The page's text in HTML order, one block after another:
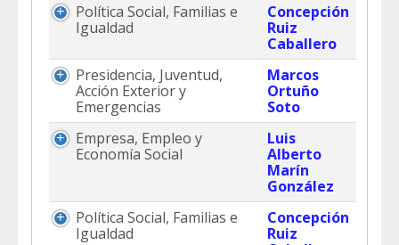
Política Social, Familias e
Igualdad
Concepción
Ruiz
Caballero
Presidencia, Juventud,
Acción Exterior y
Emergencias
Marcos
Ortuño
Soto
Empresa, Empleo y
Economía Social
Luis
Alberto
Marín
González
Política Social, Familias e
Igualdad
Concepción
Ruiz